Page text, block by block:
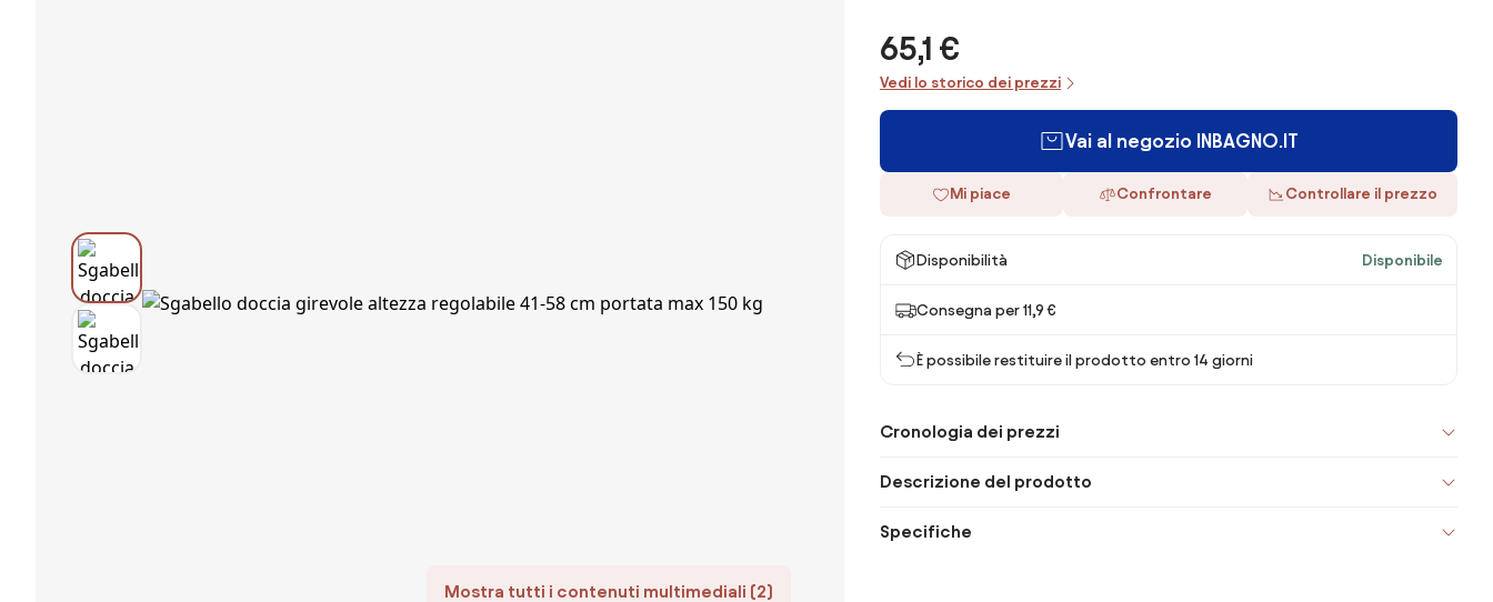
Mostra tutti i contenuti multimediali (2)
65,1 €
Vedi lo storico dei prezzi
Vai al negozio INBAGNO.IT
Mi piace Confrontare Controllare il prezzo
Disponibilità Disponibile
Consegna per 11,9 €
È possibile restituire il prodotto entro 14 giorni
Cronologia dei prezzi
Descrizione del prodotto
Specifiche